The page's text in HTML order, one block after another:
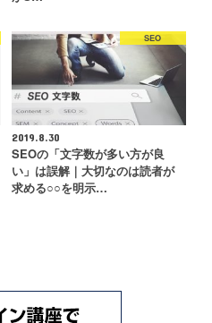
SEO
2019.8.30
SEOの「文字数が多い方が良
い」は誤解｜大切なのは読者が
求める○○を明示…